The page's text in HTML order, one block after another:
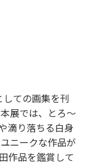
ての画集を刊
展では、とろ～
滴り落ちる白身
ニークな作品が
作品を鑑賞して